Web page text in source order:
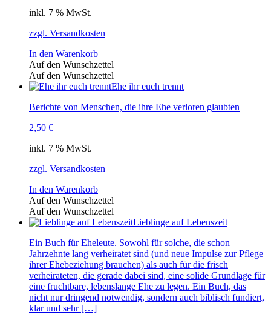
inkl. 7 % MwSt.
zzgl. Versandkosten
In den Warenkorb
Auf den Wunschzettel
Auf den Wunschzettel
Ehe ihr euch trennt
Berichte von Menschen, die ihre Ehe verloren glaubten
2,50 €
inkl. 7 % MwSt.
zzgl. Versandkosten
In den Warenkorb
Auf den Wunschzettel
Auf den Wunschzettel
Lieblinge auf Lebenszeit
Ein Buch für Eheleute. Sowohl für solche, die schon
Jahrzehnte lang verheiratet sind (und neue Impulse zur Pflege
ihrer Ehebeziehung brauchen) als auch für die frisch
verheirateten, die gerade dabei sind, eine solide Grundlage für
eine fruchtbare, lebenslange Ehe zu legen. Ein Buch, das
nicht nur dringend notwendig, sondern auch biblisch fundiert,
klar und sehr […]